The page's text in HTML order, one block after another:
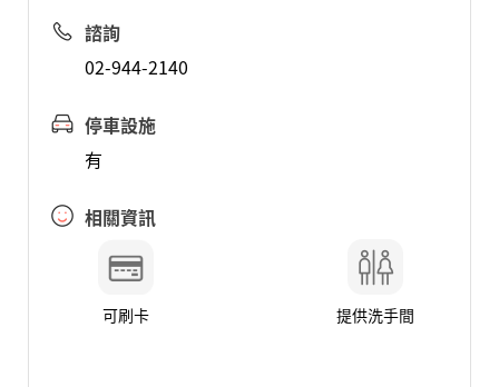
諮詢
02-944-2140
停車設施
有
相關資訊
可刷卡 提供洗手間